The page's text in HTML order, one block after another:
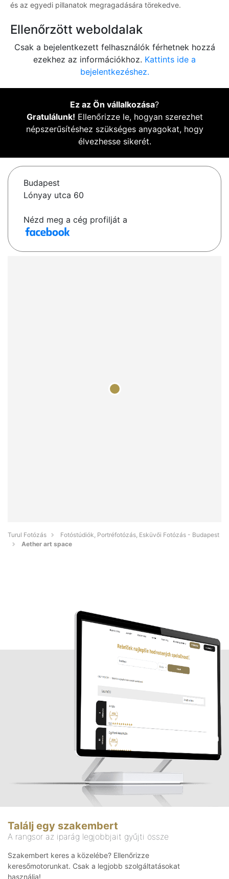
és az egyedi pillanatok megragadására törekedve.
Ellenőrzött weboldalak
Csak a bejelentkezett felhasználók férhetnek hozzá
ezekhez az információkhoz. Kattints ide a
bejelentkezéshez.
Ez az Ön vállalkozása?
Gratulálunk! Ellenőrizze le, hogyan szerezhet
népszerűsítéshez szükséges anyagokat, hogy
élvezhesse sikerét.
Budapest
Lónyay utca 60
Nézd meg a cég profilját a
Turul Fotózás
Fotóstúdiók, Portréfotózás, Esküvői Fotózás - Budapest
Aether art space
Találj egy szakembert
A rangsor az iparág legjobbjait gyűjti össze
Szakembert keres a közelébe? Ellenőrizze
keresőmotorunkat. Csak a legjobb szolgáltatásokat
használja!